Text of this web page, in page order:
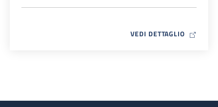
VEDI DETTAGLIO MAP ICON